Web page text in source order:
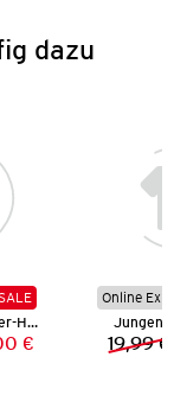
dazu
Jungen Seersucker-Hemd
Preis:
Preis:
€
Online
Jungen
19,99 €